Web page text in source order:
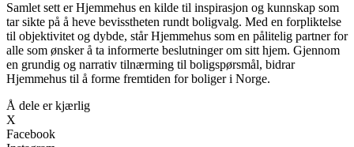
Samlet sett er Hjemmehus en kilde til inspirasjon og kunnskap som
tar sikte på å heve bevisstheten rundt boligvalg. Med en forpliktelse
til objektivitet og dybde, står Hjemmehus som en pålitelig partner for
alle som ønsker å ta informerte beslutninger om sitt hjem. Gjennom
en grundig og narrativ tilnærming til boligspørsmål, bidrar
Hjemmehus til å forme fremtiden for boliger i Norge.
Å dele er kjærlig
X
Facebook